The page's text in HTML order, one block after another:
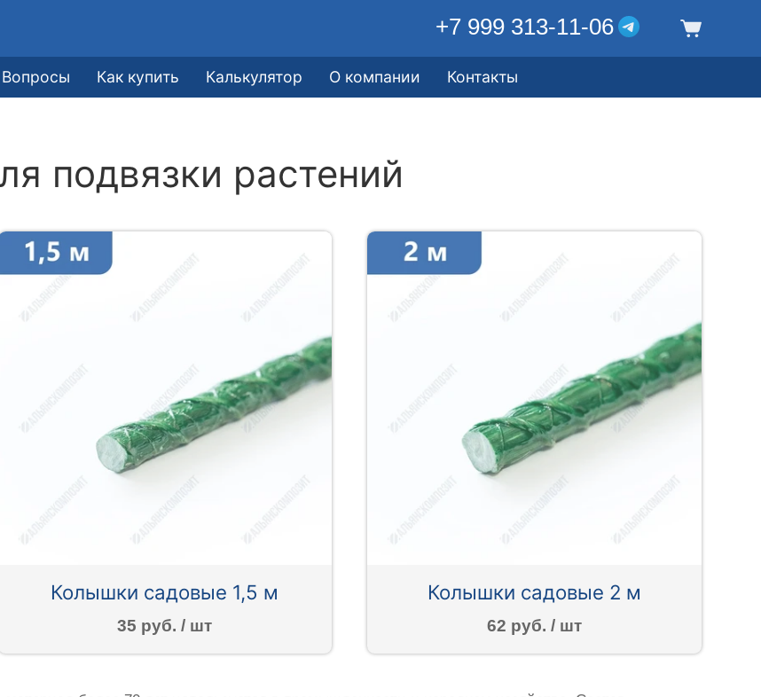
+7 999 313-11-06
Вопросы Как купить Калькулятор О компании Контакты
подвязки растений
Колышки садовые 1,5 м
35 руб. / шт
Колышки садовые 2 м
62 руб. / шт